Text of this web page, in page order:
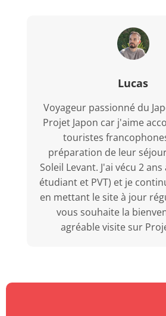
Lucas
Voyageur passionné du
Projet Japon car j'aime
touristes
préparation de leur
Soleil Levant. J'ai vécu 2 ans
étudiant et PVT) et je
en mettant le site à jour
vous souhaite la
agréable visite sur